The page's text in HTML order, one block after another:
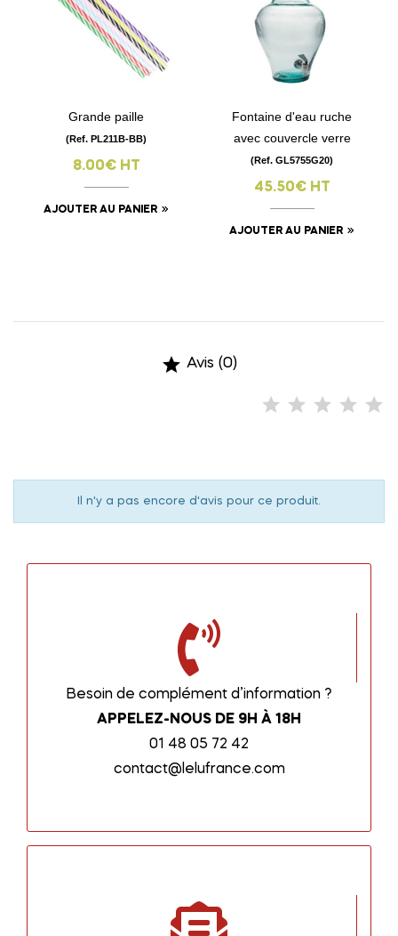
Grande paille
(Ref. PL211B-BB)
8.00€ HT
AJOUTER AU PANIER
Fontaine d'eau ruche
avec couvercle verre
(Ref. GL5755G20)
45.50€ HT
AJOUTER AU PANIER
 Avis (0)
Il n'y a pas encore d'avis pour ce produit.
Besoin de complément d’information ?
APPELEZ-NOUS DE 9H À 18H
01 48 05 72 42
contact@lelufrance.com